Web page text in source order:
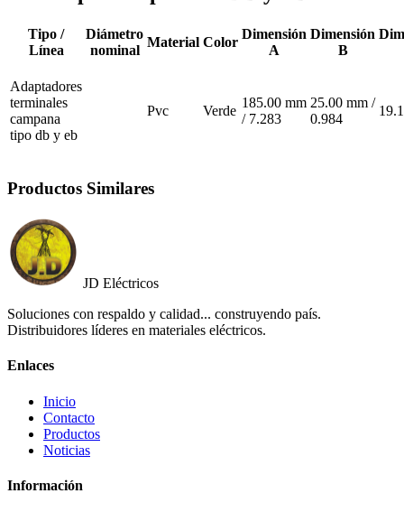
Tipo /
Línea
Diámetro
nominal
Material Color
Dimensión
A
Dimensión
B
Adaptadores
terminales
campana
tipo db y eb
Pvc Verde
185.00 mm
/ 7.283
25.00 mm /
0.984
Productos Similares
JD Eléctricos
Soluciones con respaldo y calidad... construyendo país.
Distribuidores líderes en materiales eléctricos.
Enlaces
Inicio
Contacto
Productos
Noticias
Información